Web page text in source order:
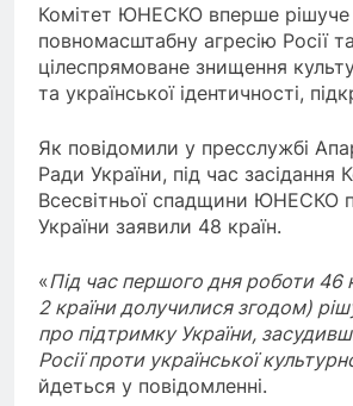
Комітет ЮНЕСКО вперше рішуче
повномасштабну агресію Росії та
цілеспрямоване знищення
та української ідентичності,
Як повідомили у пресслужбі
Ради України, під час засідання
Всесвітньої спадщини ЮНЕСКО
України заявили 48 країн.
«Під час першого дня роботи 46
2 країни долучилися згодом)
про підтримку України,
Росії проти української
йдеться у повідомленні.